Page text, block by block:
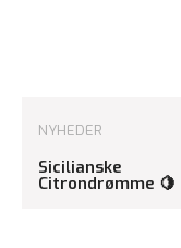
NYHEDER
Sicilianske
Citrondrømme 🍋